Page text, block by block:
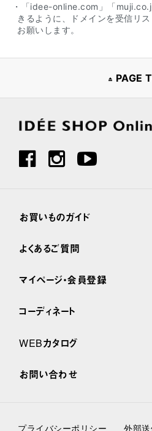
・「idee-online.com」「
きるように、ドメインを受信リ
お願いします。
PAGE
お買いものガイド
よくあるご質問
マイページ・会員登録
コーディネート
WEBカタログ
お問い合わせ
プライバシーポリシー 外部